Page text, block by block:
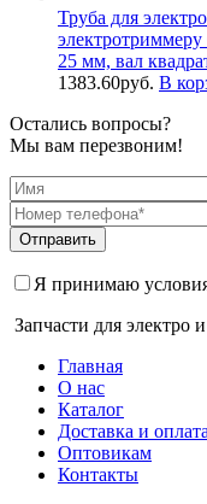
Труба для
25 мм, вал
1383.60руб. В
Остались вопросы?
Мы вам перезвоним!
Я принимаю
Запчасти для электро
Главная
О нас
Каталог
Доставка и оплата
Оптовикам
Контакты